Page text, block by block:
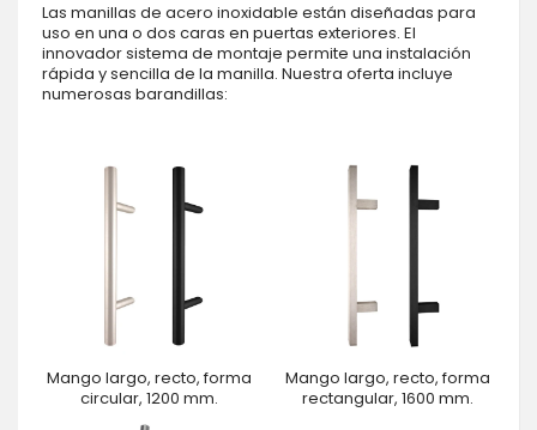
Las manillas de acero inoxidable están diseñadas para
uso en una o dos caras en puertas exteriores. El
innovador sistema de montaje permite una instalación
rápida y sencilla de la manilla. Nuestra oferta incluye
numerosas barandillas:
Mango largo, recto, forma
circular, 1200 mm.
Mango largo, recto, forma
rectangular, 1600 mm.